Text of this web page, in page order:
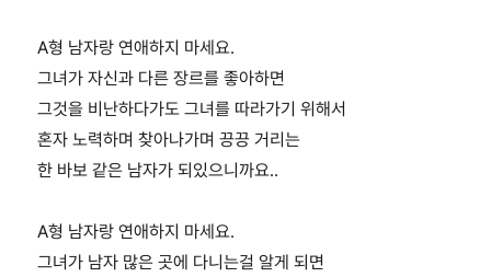
A형 남자랑 연애하지 마세요.
그녀가 자신과 다른 장르를 좋아하면
그것을 비난하다가도 그녀를 따라가기 위해서
혼자 노력하며 찾아나가며 끙끙 거리는
한 바보 같은 남자가 되있으니까요..
A형 남자랑 연애하지 마세요.
그녀가 남자 많은 곳에 다니는걸 알게 되면